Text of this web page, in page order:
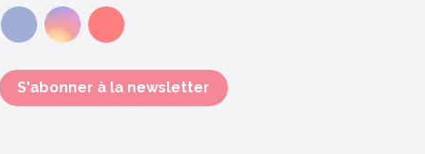
FacebookInstagramYoutube
S'abonner à la newsletter